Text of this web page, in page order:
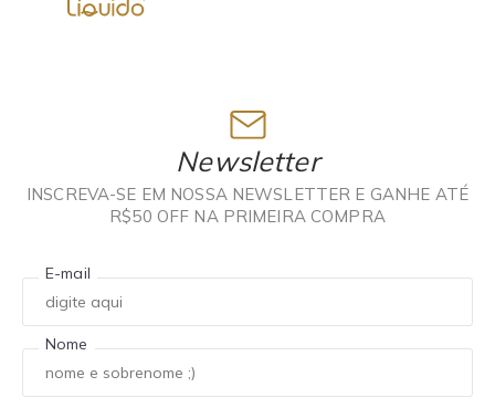
Newsletter
INSCREVA-SE EM NOSSA NEWSLETTER E GANHE ATÉ
R$50 OFF NA PRIMEIRA COMPRA
E-mail
Nome